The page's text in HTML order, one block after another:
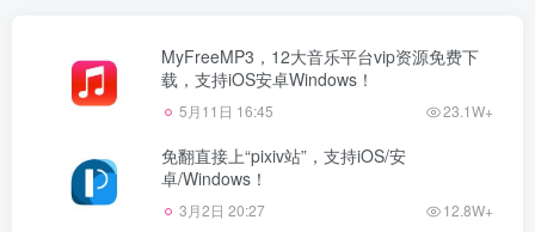
MyFreeMP3，12大音乐平台vip资源免费下
载，支持iOS安卓Windows！
5月11日 16:45 23.1W+
免翻直接上“pixiv站”，支持iOS/安
卓/Windows！
3月2日 20:27 12.8W+